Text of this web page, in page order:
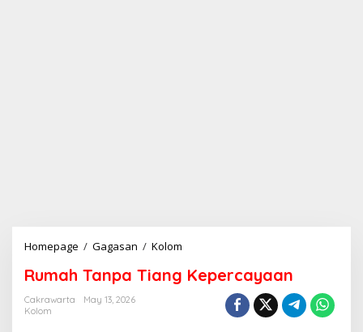
Homepage / Gagasan / Kolom
m
Rumah Tanpa Tiang Kepercayaan
Cakrawarta
May 13, 2026
Kolom